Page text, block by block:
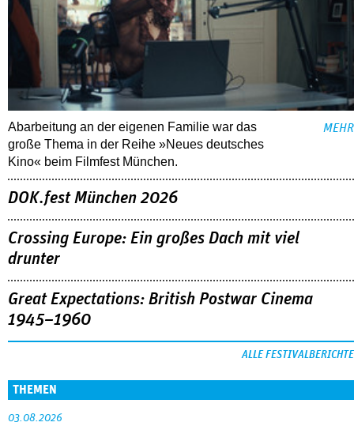
Abarbeitung an der eigenen Familie war das
große Thema in der Reihe »Neues deutsches
Kino« beim Filmfest München.
MEHR
DOK.fest München 2026
Crossing Europe: Ein großes Dach mit viel
drunter
Great Expectations: British Postwar Cinema
1945–1960
ALLE FESTIVALBERICHTE
THEMEN
03.08.2026